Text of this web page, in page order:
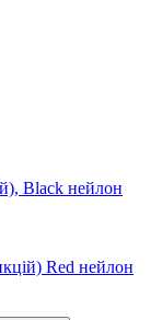
Black нейлон